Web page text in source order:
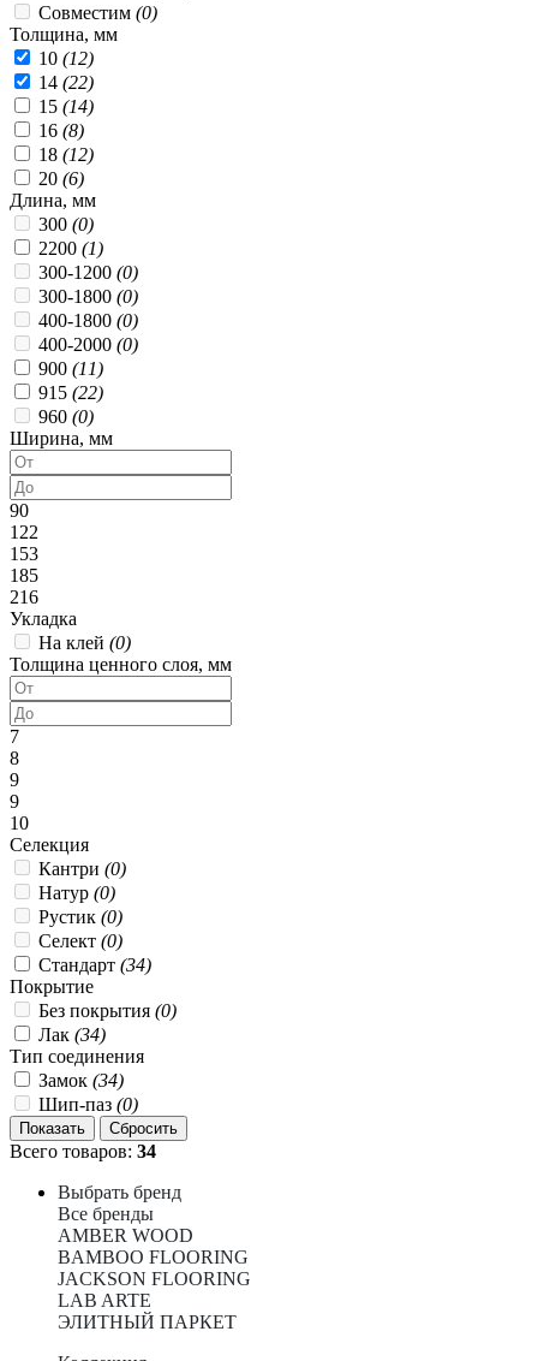
Совместим (0)
Толщина, мм
10 (12)
14 (22)
15 (14)
16 (8)
18 (12)
20 (6)
Длина, мм
300 (0)
2200 (1)
300-1200 (0)
300-1800 (0)
400-1800 (0)
400-2000 (0)
900 (11)
915 (22)
960 (0)
Ширина, мм
90
122
153
185
216
Укладка
На клей (0)
Толщина ценного слоя, мм
7
8
9
9
10
Селекция
Кантри (0)
Натур (0)
Рустик (0)
Селект (0)
Стандарт (34)
Покрытие
Без покрытия (0)
Лак (34)
Тип соединения
Замок (34)
Шип-паз (0)
Всего товаров: 34
Выбрать бренд
Все бренды
AMBER WOOD
BAMBOO FLOORING
JACKSON FLOORING
LAB ARTE
ЭЛИТНЫЙ ПАРКЕТ